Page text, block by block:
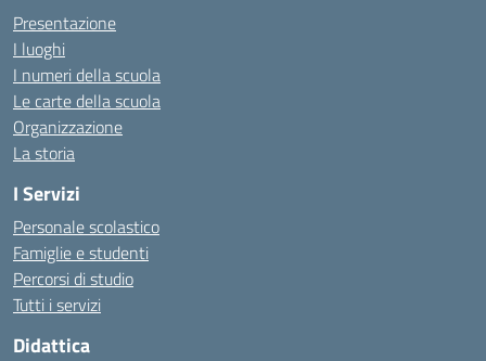
Presentazione
I luoghi
I numeri della scuola
Le carte della scuola
Organizzazione
La storia
I Servizi
Personale scolastico
Famiglie e studenti
Percorsi di studio
Tutti i servizi
Didattica